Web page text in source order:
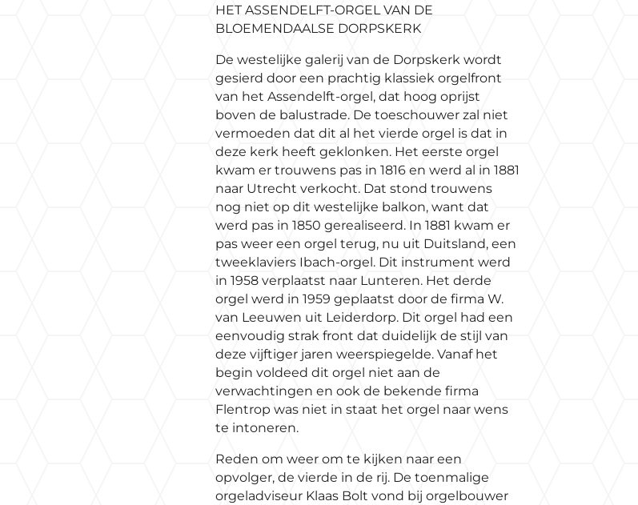
HET ASSENDELFT-ORGEL VAN DE
BLOEMENDAALSE DORPSKERK
De westelijke galerij van de Dorpskerk wordt
gesierd door een prachtig klassiek orgelfront
van het Assendelft-orgel, dat hoog oprijst
boven de balustrade. De toeschouwer zal niet
vermoeden dat dit al het vierde orgel is dat in
deze kerk heeft geklonken. Het eerste orgel
kwam er trouwens pas in 1816 en werd al in 1881
naar Utrecht verkocht. Dat stond trouwens
nog niet op dit westelijke balkon, want dat
werd pas in 1850 gerealiseerd. In 1881 kwam er
pas weer een orgel terug, nu uit Duitsland, een
tweeklaviers Ibach-orgel. Dit instrument werd
in 1958 verplaatst naar Lunteren. Het derde
orgel werd in 1959 geplaatst door de firma W.
van Leeuwen uit Leiderdorp. Dit orgel had een
eenvoudig strak front dat duidelijk de stijl van
deze vijftiger jaren weerspiegelde. Vanaf het
begin voldeed dit orgel niet aan de
verwachtingen en ook de bekende firma
Flentrop was niet in staat het orgel naar wens
te intoneren.
Reden om weer om te kijken naar een
opvolger, de vierde in de rij. De toenmalige
orgeladviseur Klaas Bolt vond bij orgelbouwer